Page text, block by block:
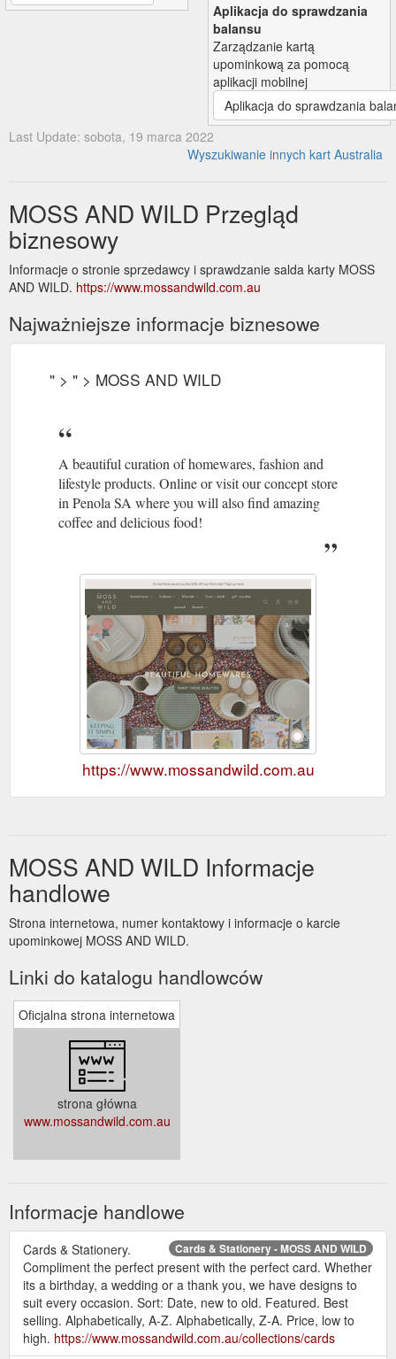
Aplikacja do sprawdzania
balansu
Zarządzanie kartą
upominkową za pomocą
aplikacji mobilnej
Aplikacja do sprawdzania
Last Update: sobota, 19 marca 2022
Wyszukiwanie innych kart Australia
MOSS AND WILD Przegląd
biznesowy
Informacje o stronie sprzedawcy i sprawdzanie salda karty MOSS
AND WILD. https://www.mossandwild.com.au
Najważniejsze informacje biznesowe
" > " > MOSS AND WILD
A beautiful curation of homewares, fashion and
lifestyle products. Online or visit our concept store
in Penola SA where you will also find amazing
coffee and delicious food!
https://www.mossandwild.com.au
MOSS AND WILD Informacje
handlowe
Strona internetowa, numer kontaktowy i informacje o karcie
upominkowej MOSS AND WILD.
Linki do katalogu handlowców
Oficjalna strona internetowa
strona główna
www.mossandwild.com.au
Informacje handlowe
Cards & Stationery - MOSS AND WILD
Cards & Stationery.
Compliment the perfect present with the perfect card. Whether
its a birthday, a wedding or a thank you, we have designs to
suit every occasion. Sort: Date, new to old. Featured. Best
selling. Alphabetically, A-Z. Alphabetically, Z-A. Price, low to
high. https://www.mossandwild.com.au/collections/cards